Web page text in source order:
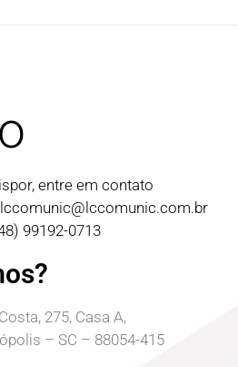
entre em contato
lccomunic@lccomunic.com.br
99192-0713
275, Casa A,
– SC – 88054-415